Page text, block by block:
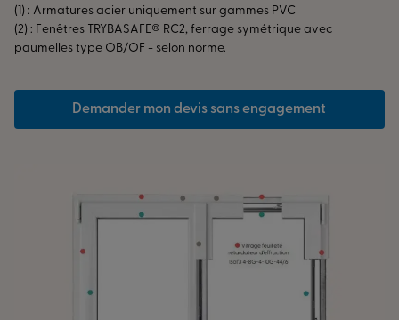
(1) : Armatures acier uniquement sur gammes PVC
(2) : Fenêtres TRYBASAFE® RC2, ferrage symétrique avec
paumelles type OB/OF - selon norme.
Demander mon devis sans engagement